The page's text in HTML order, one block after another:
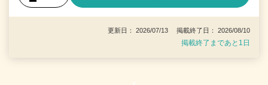
更新日： 2026/07/13 掲載終了日： 2026/08/10
掲載終了まであと1日